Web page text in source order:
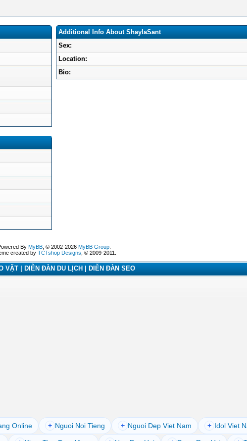
Additional Info About ShaylaSant
Sex:
Location:
Bio:
By MyBB, © 2002-2026 MyBB Group.
created by TCTshop Designs , © 2009-2011.
VẶT | DIỄN ĐÀN DU LỊCH | DIỄN ĐÀN SEO
Online + Nguoi Noi Tieng + Nguoi Dep Viet Nam + Idol Viet